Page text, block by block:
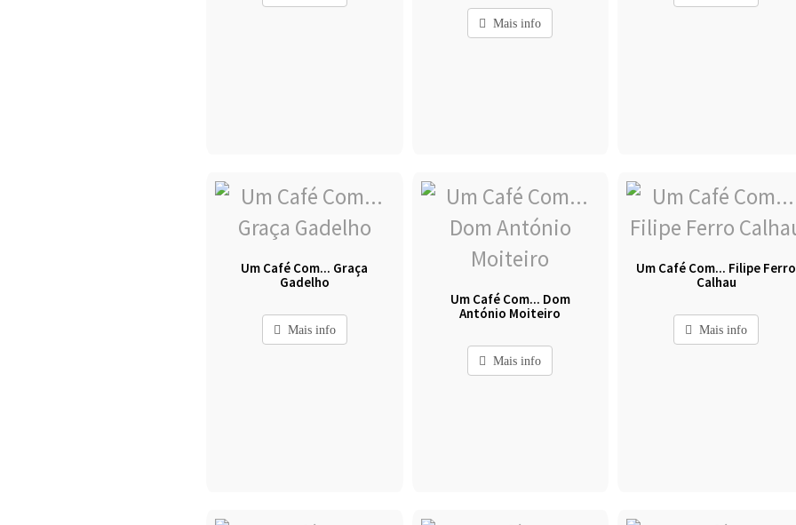
Mais info
Um Café Com... Graça
Gadelho
Mais info
Um Café Com... Dom
António Moiteiro
Mais info
Um Café Com... Filipe Ferro
Calhau
Mais info